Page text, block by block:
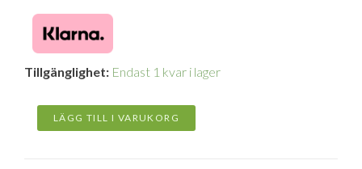
Tillgänglighet: Endast 1 kvar i lager
Samsung
Galaxy
S26
512GB
5G
LÄGG TILL I VARUKORG